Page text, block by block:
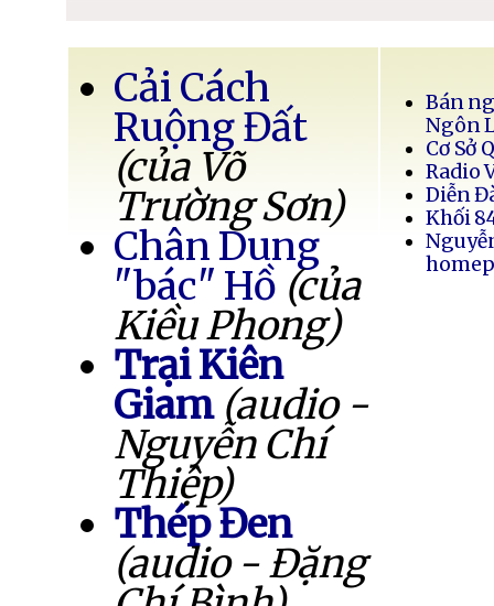
Cải Cách
Ruộng Đất
(của Võ
Trường Sơn)
Chân Dung
"bác" Hồ (của
Kiều Phong)
Trại Kiên
Giam (audio -
Nguyễn Chí
Thiệp)
Thép Đen
(audio - Đặng
Bán
Ngôn
Cơ Sở
Radio
Diễn
Khối